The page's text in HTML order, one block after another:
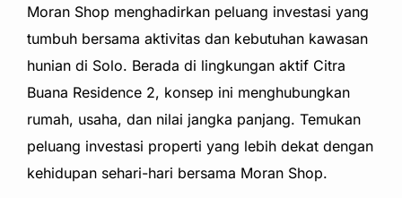
Moran Shop menghadirkan peluang investasi yang
tumbuh bersama aktivitas dan kebutuhan kawasan
hunian di Solo. Berada di lingkungan aktif Citra
Buana Residence 2, konsep ini menghubungkan
rumah, usaha, dan nilai jangka panjang. Temukan
peluang investasi properti yang lebih dekat dengan
kehidupan sehari-hari bersama Moran Shop.